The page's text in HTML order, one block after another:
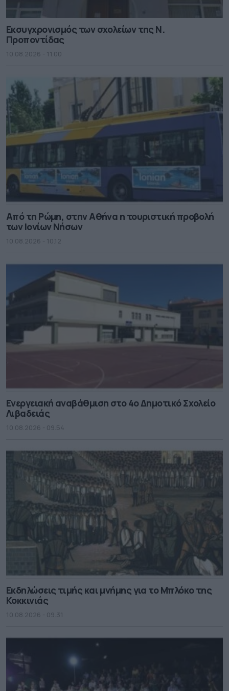
Εκσυγχρονισμός των σχολείων της Ν.
Προποντίδας
10.08.2026 - 11.00
Από τη Ρώμη, στην Αθήνα η τουριστική προβολή
των Ιονίων Νήσων
10.08.2026 - 10.12
Ενεργειακή αναβάθμιση στο 4ο Δημοτικό Σχολείο
Λιβαδειάς
10.08.2026 - 09.54
Εκδηλώσεις τιμής και μνήμης για το Μπλόκο της
Κοκκινιάς
10.08.2026 - 09.31